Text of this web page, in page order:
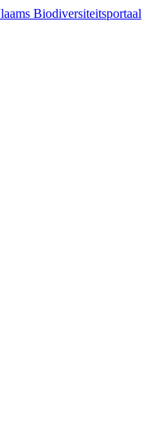
Biodiversiteitsportaal